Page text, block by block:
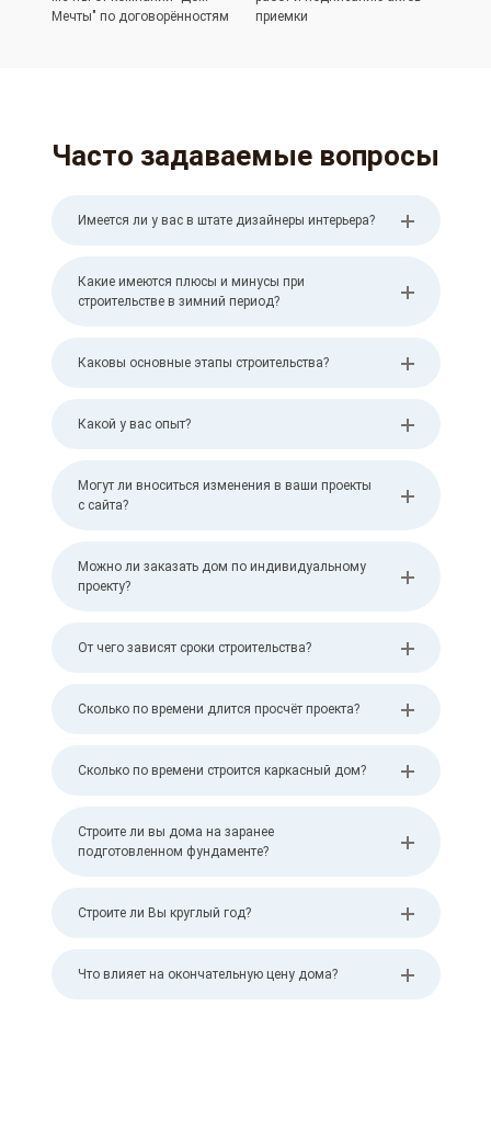
Мечты" по договорённостям
приемки
Часто задаваемые вопросы
Имеется ли у вас в штате дизайнеры интерьера?
Какие имеются плюсы и минусы при
строительстве в зимний период?
Каковы основные этапы строительства?
Какой у вас опыт?
Могут ли вноситься изменения в ваши проекты
с сайта?
Можно ли заказать дом по индивидуальному
проекту?
От чего зависят сроки строительства?
Сколько по времени длится просчёт проекта?
Сколько по времени строится каркасный дом?
Строите ли вы дома на заранее
подготовленном фундаменте?
Строите ли Вы круглый год?
Что влияет на окончательную цену дома?